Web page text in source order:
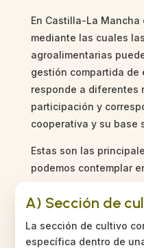
En Castilla-La
mediante las cuales
agroalimentarias
gestión compartida de
responde a diferentes
participación y
cooperativa y su base
Estas son las
podemos contemplar
A) Sección de
La sección de cultivo
específica dentro de